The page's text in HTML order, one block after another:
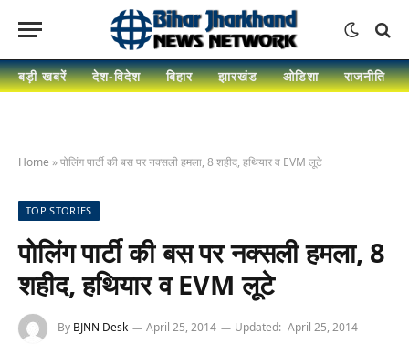
बड़ी खबरें देश-विदेश बिहार झारखंड ओडिशा राजनीति
Home »पोलिंग पार्टी की बस पर नक्सली हमला, 8 शहीद, हथियार व EVM लूटे
TOP STORIES
पोलिंग पार्टी की बस पर नक्सली हमला, 8
शहीद, हथियार व EVM लूटे
By BJNN Desk April 25, 2014 Updated: April 25, 2014